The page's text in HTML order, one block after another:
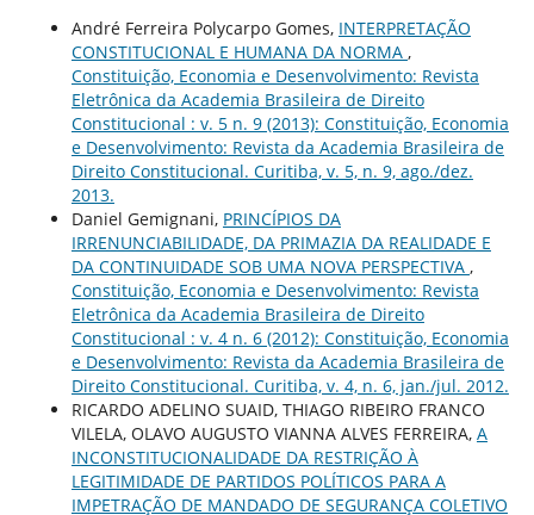
André Ferreira Polycarpo Gomes, INTERPRETAÇÃO
CONSTITUCIONAL E HUMANA DA NORMA ,
Constituição, Economia e Desenvolvimento: Revista
Eletrônica da Academia Brasileira de Direito
Constitucional : v. 5 n. 9 (2013): Constituição, Economia
e Desenvolvimento: Revista da Academia Brasileira de
Direito Constitucional. Curitiba, v. 5, n. 9, ago./dez.
2013.
Daniel Gemignani, PRINCÍPIOS DA
IRRENUNCIABILIDADE, DA PRIMAZIA DA REALIDADE E
DA CONTINUIDADE SOB UMA NOVA PERSPECTIVA ,
Constituição, Economia e Desenvolvimento: Revista
Eletrônica da Academia Brasileira de Direito
Constitucional : v. 4 n. 6 (2012): Constituição, Economia
e Desenvolvimento: Revista da Academia Brasileira de
Direito Constitucional. Curitiba, v. 4, n. 6, jan./jul. 2012.
RICARDO ADELINO SUAID, THIAGO RIBEIRO FRANCO
VILELA, OLAVO AUGUSTO VIANNA ALVES FERREIRA, A
INCONSTITUCIONALIDADE DA RESTRIÇÃO À
LEGITIMIDADE DE PARTIDOS POLÍTICOS PARA A
IMPETRAÇÃO DE MANDADO DE SEGURANÇA COLETIVO